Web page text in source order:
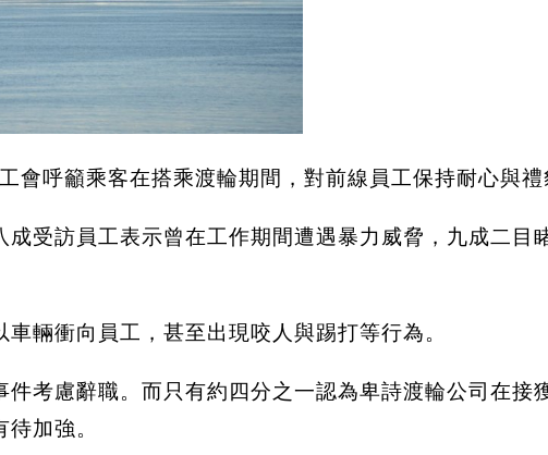
會呼籲乘客在搭乘渡輪期間，對前線員工保持耐心與禮
受訪員工表示曾在工作期間遭遇暴力威脅，九成二目
輛衝向員工，甚至出現咬人與踢打等行為。
考慮辭職。而只有約四分之一認為卑詩渡輪公司在接
加強。